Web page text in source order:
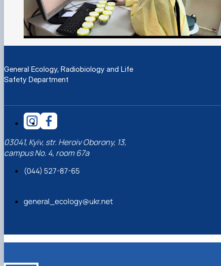
General Ecology, Radiobiology and Life
Safety Department
03041, Kyiv, str. Heroiv Oborony, 13,
campus No. 4, room 67a
(044) 527-87-65
general_ecology@ukr.net